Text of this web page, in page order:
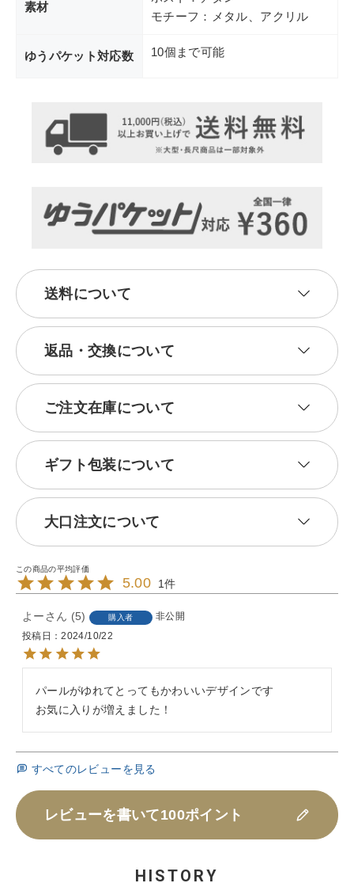
素材
モチーフ：メタル、アクリル
ゆうパケット対応数 10個まで可能
送料について
返品・交換について
ご注文在庫について
ギフト包装について
大口注文について
5.00 1
よー 5 購入者
非公開
投稿日
2024/10/22
パールがゆれてとってもかわいいデザインです
お気に入りが増えました！
すべてのレビューを見る
レビューを書いて100ポイント
HISTORY